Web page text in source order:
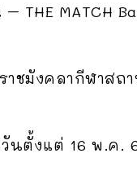
THE MATCH
าชมังคลากีฬาส
นตั้งแต่ 16 พ.ค.